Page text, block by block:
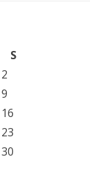
S
2
9
16
23
30